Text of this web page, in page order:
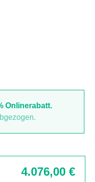
Onlinerabatt.
4.076,00 €